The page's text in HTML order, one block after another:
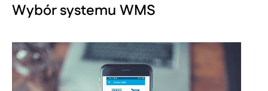
Wybór systemu WMS